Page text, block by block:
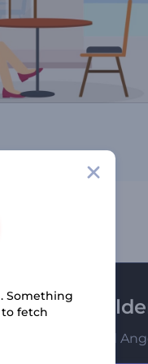
Nachrichten und
Something
fetch